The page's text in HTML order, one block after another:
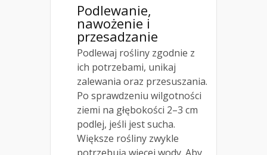
Podlewanie,
nawożenie i
przesadzanie
Podlewaj rośliny zgodnie z
ich potrzebami, unikaj
zalewania oraz przesuszania.
Po sprawdzeniu wilgotności
ziemi na głębokości 2–3 cm
podlej, jeśli jest sucha.
Większe rośliny zwykle